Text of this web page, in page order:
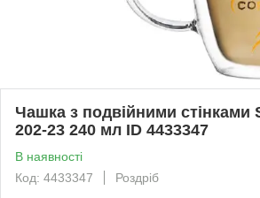
Чашка з подвійними стінками
202-23 240 мл ID 4433347
В наявності
Код: 4433347
Роздріб